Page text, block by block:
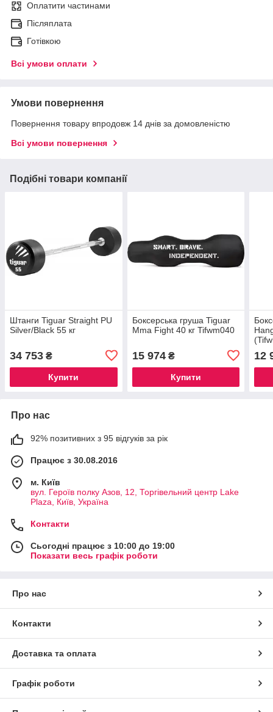
Оплатити частинами
Післяплата
Готівкою
Всі умови оплати
Умови повернення
Повернення товару впродовж 14 днів за домовленістю
Всі умови повернення
Подібні товари компанії
Штанги Tiguar Straight PU
Silver/Black 55 кг
34 753 ₴
Купити
Боксерська груша Tiguar
Mma Fight 40 кг Tifwm040
15 974₴
Купити
12
Про нас
92% позитивних з 95 відгуків за рік
Працює з 30.08.2016
м. Київ
вул. Героїв полку Азов, 12, Торгівельний центр Lake
Plaza, Київ, Україна
Контакти
Сьогодні працює з 10:00 до 19:00
Показати весь графік роботи
Про нас
Контакти
Доставка та оплата
Графік роботи